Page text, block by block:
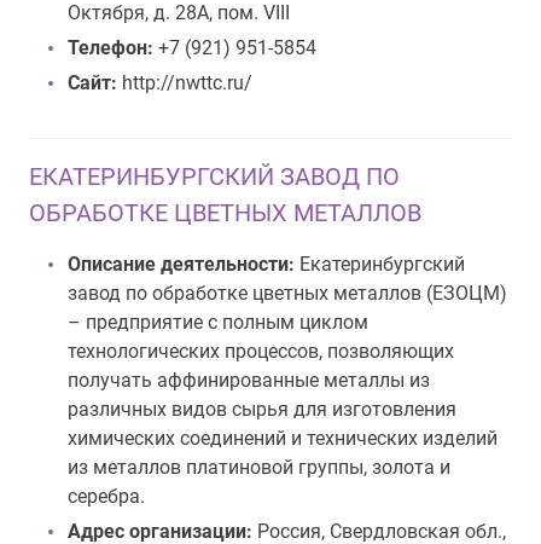
Октября, д. 28А, пом. VIII
Телефон: +7 (921) 951-5854
Сайт: http://nwttc.ru/
ЕКАТЕРИНБУРГСКИЙ ЗАВОД ПО
ОБРАБОТКЕ ЦВЕТНЫХ МЕТАЛЛОВ
Описание деятельности: Екатеринбургский
завод по обработке цветных металлов (ЕЗОЦМ)
– предприятие с полным циклом
технологических процессов, позволяющих
получать аффинированные металлы из
различных видов сырья для изготовления
химических соединений и технических изделий
из металлов платиновой группы, золота и
серебра.
Адрес организации: Россия, Свердловская обл.,